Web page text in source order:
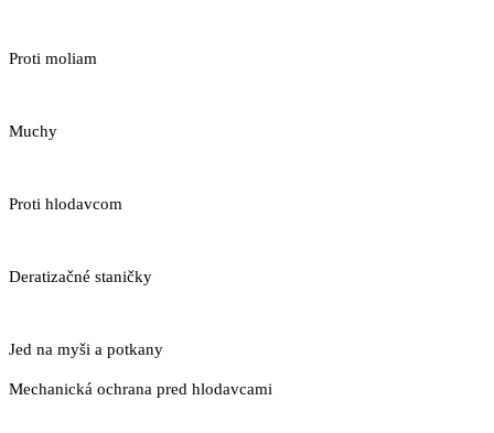
Proti moliam
Muchy
Proti hlodavcom
Deratizačné staničky
Jed na myši a potkany
Mechanická ochrana pred hlodavcami